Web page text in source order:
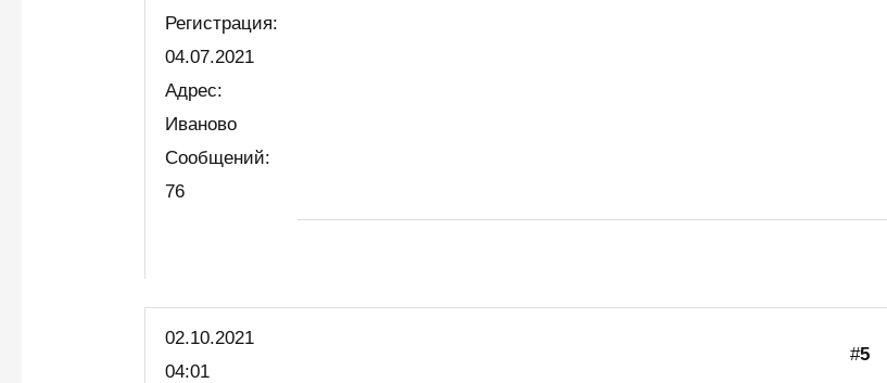
Регистрация:
04.07.2021
Адрес:
Иваново
Сообщений:
76
02.10.2021
04:01
#5